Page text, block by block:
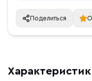
Поделиться